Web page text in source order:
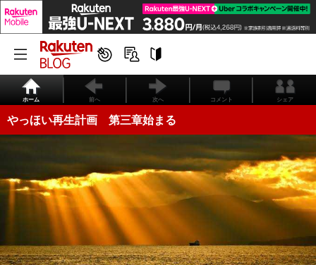
ホーム 前へ 次へ コメント シェア
やっほい再生計画 第三章始まる